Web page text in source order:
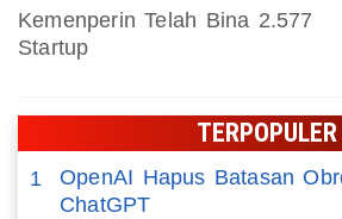
Kemenperin Telah Bina 2.577
Startup
TERPOPULER
1
OpenAI Hapus Batasan
ChatGPT